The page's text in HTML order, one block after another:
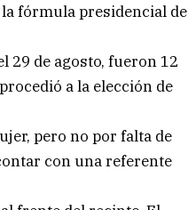
fórmula presidencial de
29 de agosto, fueron 12
a la elección de
pero no por falta de
con una referente